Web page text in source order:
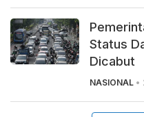
Status
Dicabut
NASIONAL •